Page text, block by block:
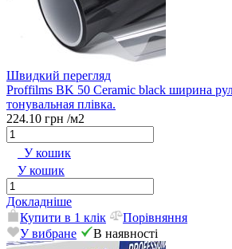
Швидкий перегляд
Proffilms BK 50 Сeramic black ширина
тонувальная плівка.
224.10 грн /м2
У кошик
У кошик
Докладніше
Купити в 1 клік
Порівняння
У вибране
В наявності